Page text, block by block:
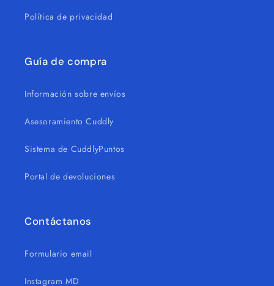
Política de privacidad
Guía de compra
Información sobre envíos
Asesoramiento Cuddly
Sistema de CuddlyPuntos
Portal de devoluciones
Contáctanos
Formulario email
Instagram MD